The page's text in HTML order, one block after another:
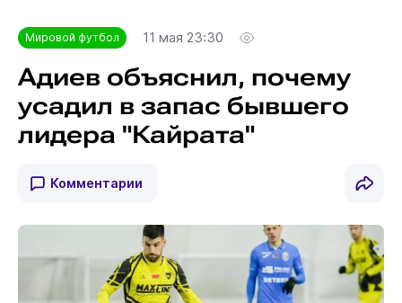
Мировой футбол 11 мая 23:30
Адиев объяснил, почему
усадил в запас бывшего
лидера "Кайрата"
Комментарии